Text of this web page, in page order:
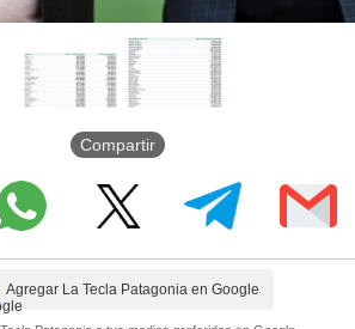
Compartir
Agregar La Tecla Patagonia en Google